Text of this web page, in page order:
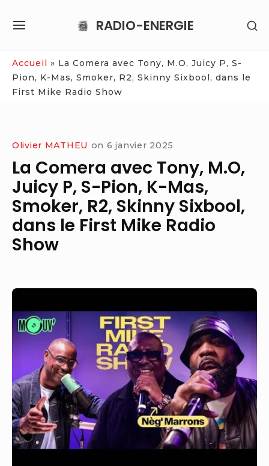
RADIO-ENERGIE
SITE
Accueil » La Comera avec Tony, M.O, Juicy P, S-
Pion, K-Mas, Smoker, R2, Skinny Sixbool, dans le
First Mike Radio Show
Olivier MATHEU on 6 janvier 2025
La Comera avec Tony, M.O,
Juicy P, S-Pion, K-Mas,
Smoker, R2, Skinny Sixbool,
dans le First Mike Radio
Show